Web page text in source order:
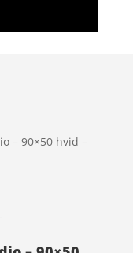
– 90×50 hvid –